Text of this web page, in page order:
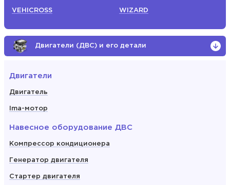
VEHICROSS WIZARD
Двигатели (ДВС) и его детали
Двигатели
Двигатель
Ima-мотор
Навесное оборудование ДВС
Компрессор кондиционера
Генератор двигателя
Стартер двигателя